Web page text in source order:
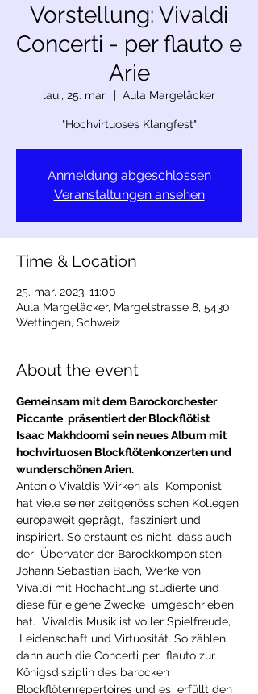
Vorstellung: Vivaldi
Concerti - per flauto e
Arie
lau., 25. mar.
  |
Aula Margeläcker
"Hochvirtuoses Klangfest"
Anmeldung abgeschlossen
Veranstaltungen ansehen
Time & Location
25. mar. 2023, 11:00
Aula Margeläcker, Margelstrasse 8, 5430
Wettingen, Schweiz
About the event
Gemeinsam mit dem Barockorchester
Piccante  präsentiert der Blockflötist
Isaac Makhdoomi sein neues Album mit
hochvirtuosen Blockflötenkonzerten und
wunderschönen Arien.
Antonio Vivaldis Wirken als  Komponist
hat viele seiner zeitgenössischen Kollegen
europaweit geprägt,  fasziniert und
inspiriert. So erstaunt es nicht, dass auch
der  Übervater der Barockkomponisten,
Johann Sebastian Bach, Werke von
Vivaldi mit Hochachtung studierte und
diese für eigene Zwecke  umgeschrieben
hat.  Vivaldis Musik ist voller Spielfreude,
Leidenschaft und Virtuosität. So zählen
dann auch die Concerti per  flauto zur
Königsdisziplin des barocken
Blockflötenrepertoires und es  erfüllt den